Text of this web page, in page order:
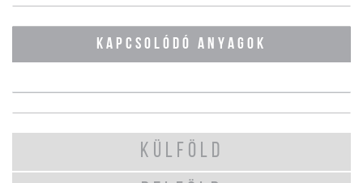
KAPCSOLÓDÓ ANYAGOK
KÜLFÖLD